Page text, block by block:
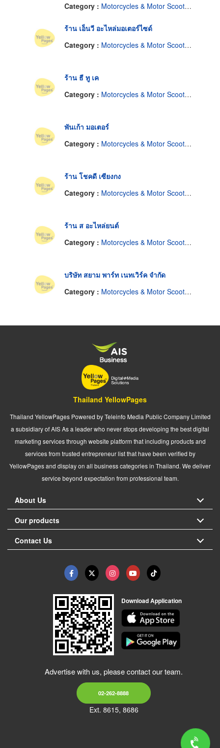
Category : Motorcycles & Motor Scooters-Supplies & Parts
ร้าน เอ็นวี อะไหล่มอเตอร์ไซด์
Category : Motorcycles & Motor Scooters-Supplies & Parts
ร้าน ธี ทู เค
Category : Motorcycles & Motor Scooters-Supplies & Parts
พันเก้า มอเตอร์
Category : Motorcycles & Motor Scooters-Supplies & Parts
ร้าน โชคดี เซียงกง
Category : Motorcycles & Motor Scooters-Supplies & Parts
ร้าน ส อะไหล่ยนต์
Category : Motorcycles & Motor Scooters-Supplies & Parts
บริษัท สยาม พาร์ท เนทเวิร์ค จำกัด
Category : Motorcycles & Motor Scooters-Supplies & Parts
Thailand YellowPages
Thailand YellowPages Powered by Teleinfo Media Public Company Limited
a subsidiary of AIS As a leader who never stops developing the best digital
marketing services through website platform that including products and
services from trusted entrepreneur list that have been verified by
YellowPages and display on all business categories in Thailand. We deliver
service beyond expectation from professional team.
About Us
Our products
Contact Us
Download Application
Advertise with us, please contact our team.
02-262-8888
Ext. 8615, 8686